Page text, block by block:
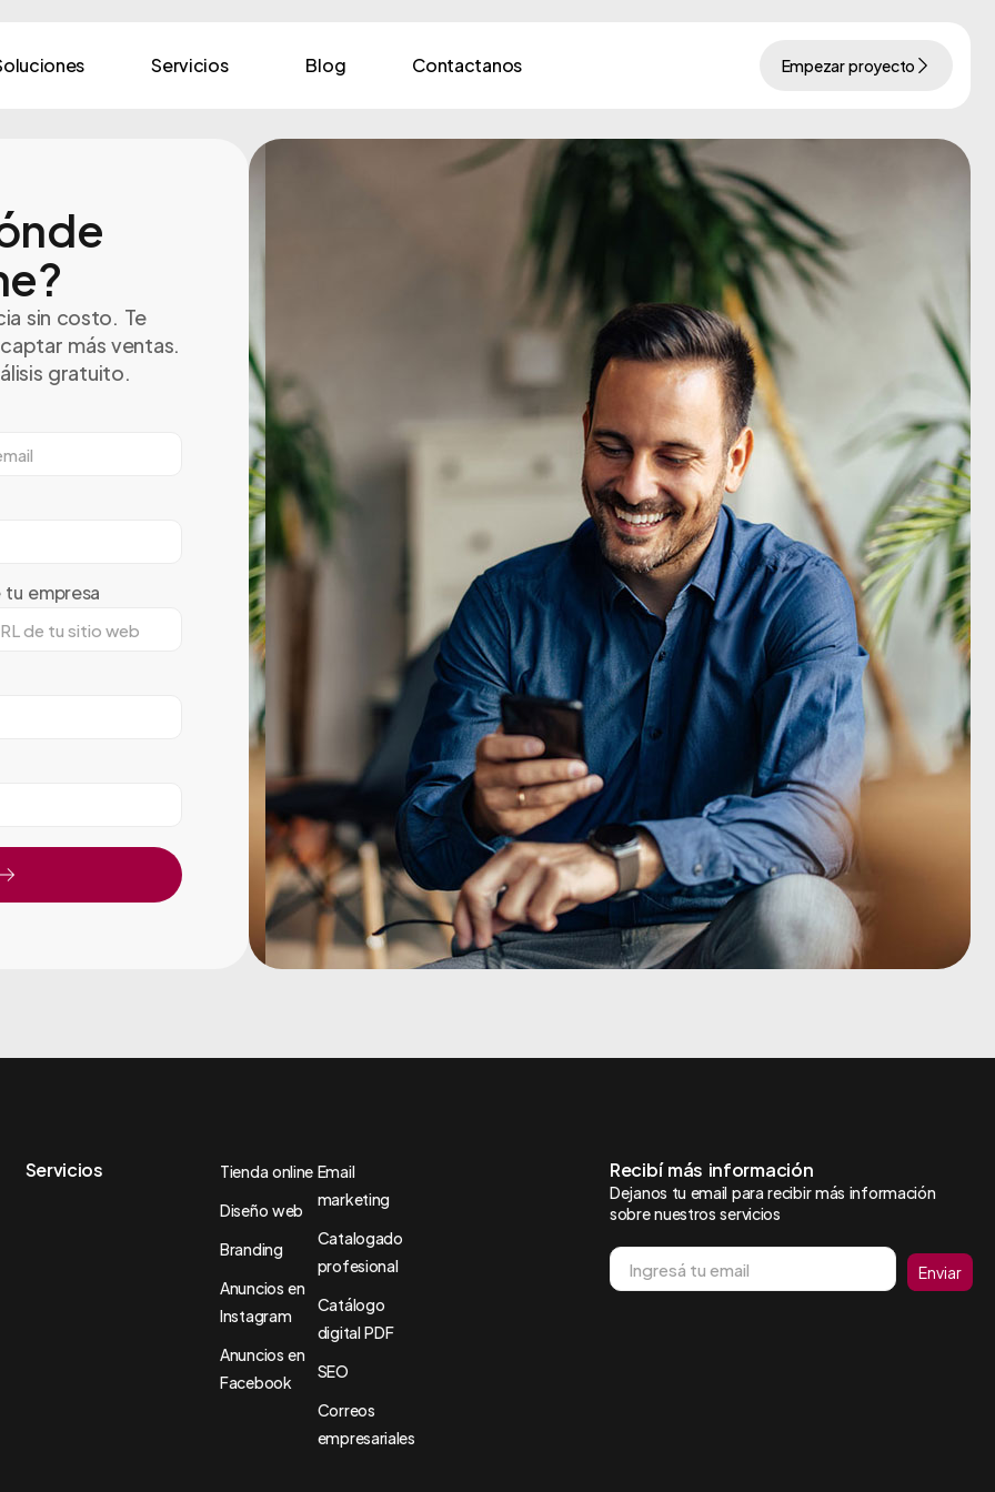
Servicios Blog Contactanos Empezar proyecto
sin costo. Te
más ventas.
gratuito.
empresa
Servicios
Tienda online
Diseño web
Branding
Anuncios en
Instagram
Anuncios en
Facebook
Email
marketing
Catalogado
profesional
Catálogo
digital PDF
SEO
Correos
empresariales
Recibí más información
Dejanos tu email para recibir más información
sobre nuestros servicios
Enviar